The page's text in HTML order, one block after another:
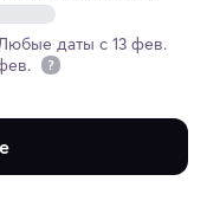
Чарынский
озеро Колсай,
Каиндыдаты с 13 фев.